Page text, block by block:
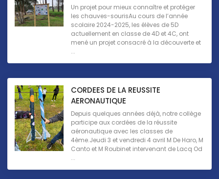
Un projet pour mieux connaître et protéger
les chauves-sourisAu cours de l’année
scolaire 2024-2025, les élèves de 5D
actuellement en classe de 4D et 4C, ont
mené un projet consacré à la découverte et
...
CORDEES DE LA REUSSITE
AERONAUTIQUE
Depuis quelques années déjà, notre collège
participe aux cordées de la réussite
aéronautique avec les classes de
4ème.Jeudi 3 et vendredi 4 avril M De Haro, M
Canto et M Roubinet intervenant de Lacq Od
...